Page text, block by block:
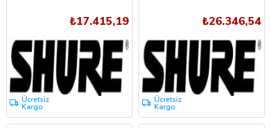
₺17.415,19
Ücretsiz
Kargo
₺26.346,54
Ücretsiz
Kargo